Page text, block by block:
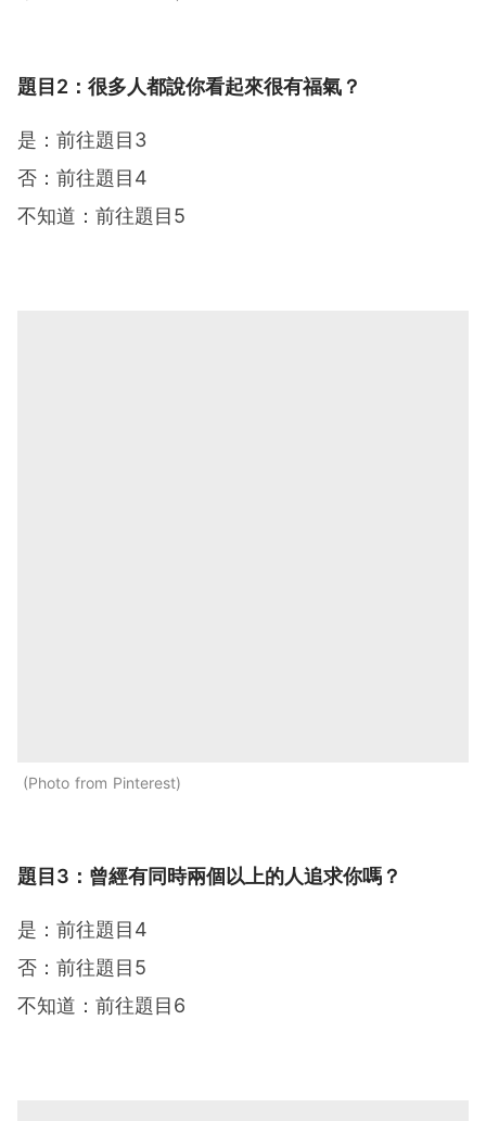
題目2：很多人都說你看起來很有福氣？
是：前往題目3
否：前往題目4
不知道：前往題目5
Photo from Pinterest
題目3：曾經有同時兩個以上的人追求你嗎？
是：前往題目4
否：前往題目5
不知道：前往題目6